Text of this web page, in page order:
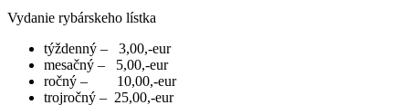
Vydanie rybárskeho lístka
týždenný – 3,00,-eur
mesačný – 5,00,-eur
ročný – 10,00,-eur
trojročný – 25,00,-eur